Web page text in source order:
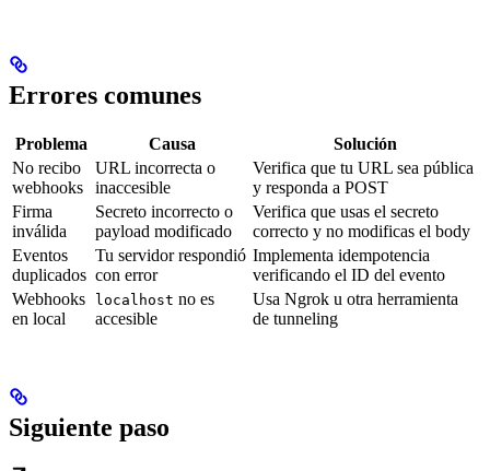
Errores comunes
Problema Causa
Solución
No recibo
webhooks
URL incorrecta o
inaccesible
Verifica que tu URL sea pública
y responda a POST
Firma
inválida
Secreto incorrecto o
payload modificado
Verifica que usas el secreto
correcto y no modificas el body
Eventos
duplicados
Tu servidor respondió
con error
Implementa idempotencia
verificando el ID del evento
Webhooks
en local
localhost no es
accesible
Usa Ngrok u otra herramienta
de tunneling
Siguiente paso